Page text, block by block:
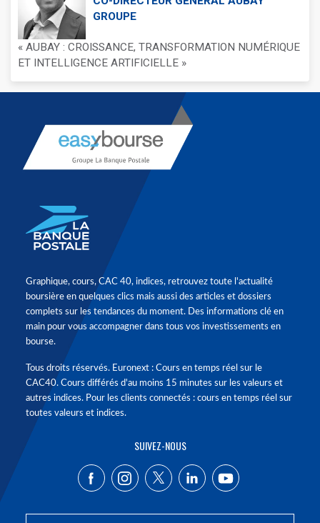
GROUPE
« AUBAY : CROISSANCE, TRANSFORMATION NUMÉRIQUE
ET INTELLIGENCE ARTIFICIELLE »
Graphique, cours, CAC 40, indices, retrouvez toute l'actualité
boursière en quelques clics mais aussi des articles et dossiers
complets sur les tendances du moment. Des informations clé en
main pour vous accompagner dans tous vos investissements en
bourse.
Tous droits réservés. Euronext : Cours en temps réel sur le
CAC40. Cours différés d'au moins 15 minutes sur les valeurs et
autres indices. Pour les clients connectés : cours en temps réel sur
toutes valeurs et indices.
SUIVEZ-NOUS